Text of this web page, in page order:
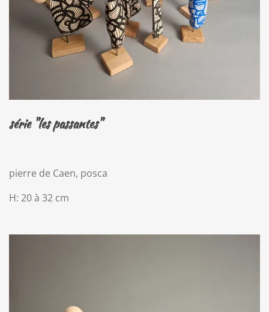
série "les passantes"
pierre de Caen, posca
H: 20 à 32 cm